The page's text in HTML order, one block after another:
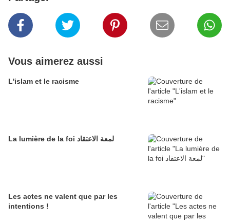
Vous aimerez aussi
L'islam et le racisme
La lumière de la foi لمعة الاعتقاد
Les actes ne valent que par les
intentions !